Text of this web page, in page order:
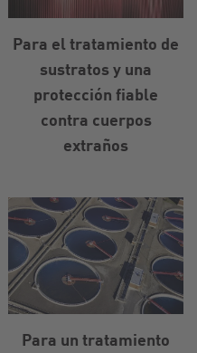
Para el tratamiento de
sustratos y una
protección fiable
contra cuerpos
extraños
Para un tratamiento